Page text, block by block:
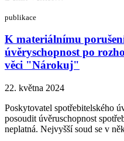
publikace
K materiálnímu
úvěryschopnost po
věci "Nárokuj"
22. května 2024
Poskytovatel spotřebitelského
posoudit úvěruschopnost
neplatná. Nejvyšší soud se v